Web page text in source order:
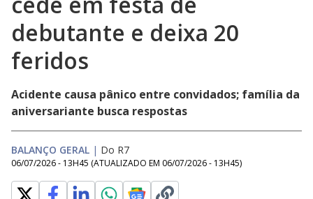
debutante e deixa 20
feridos
Acidente causa pânico entre convidados; família da
aniversariante busca respostas
BALANÇO GERAL | Do R7
06/07/2026 - 13H45 (ATUALIZADO EM 06/07/2026 - 13H45)